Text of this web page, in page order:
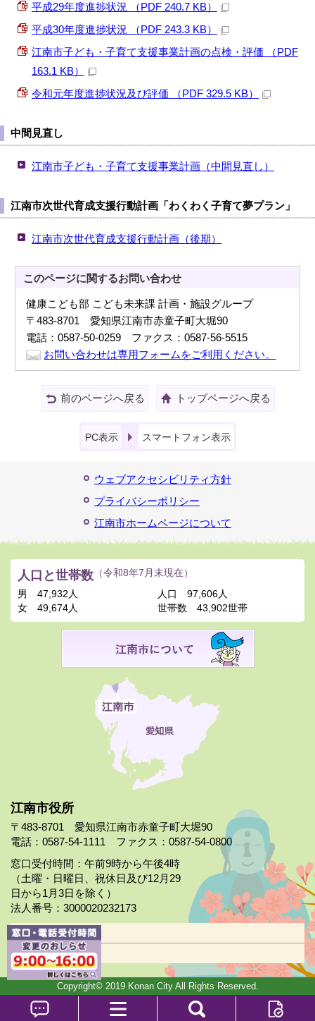
平成29年度進捗状況 （PDF 240.7 KB）
平成30年度進捗状況 （PDF 243.3 KB）
江南市子ども・子育て支援事業計画の点検・評価 （PDF
163.1 KB）
令和元年度進捗状況及び評価 （PDF 329.5 KB）
中間見直し
江南市子ども・子育て支援事業計画（中間見直し）
江南市次世代育成支援行動計画「わくわく子育て夢プラン」
江南市次世代育成支援行動計画（後期）
このページに関するお問い合わせ
健康こども部 こども未来課 計画・施設グループ
〒483-8701 愛知県江南市赤童子町大堀90
電話：0587-50-0259 ファクス：0587-56-5515
お問い合わせは専用フォームをご利用ください。
前のページへ戻る トップページへ戻る
PC表示 スマートフォン表示
ウェブアクセシビリティ方針
プライバシーポリシー
江南市ホームページについて
江南市役所
〒483-8701 愛知県江南市赤童子町大堀90
電話：0587-54-1111 ファクス：0587-54-0800
窓口受付時間：午前9時から午後4時
（土曜・日曜日、祝休日及び12月29
日から1月3日を除く）
法人番号：3000020232173
市役所案内
日曜市役所
人口と世帯数 （令和8年7月末現在）
男
47,932人
女
49,674人
人口
97,606人
世帯数
43,902世帯
Copyright© 2019 Konan City All Rights Reserved.